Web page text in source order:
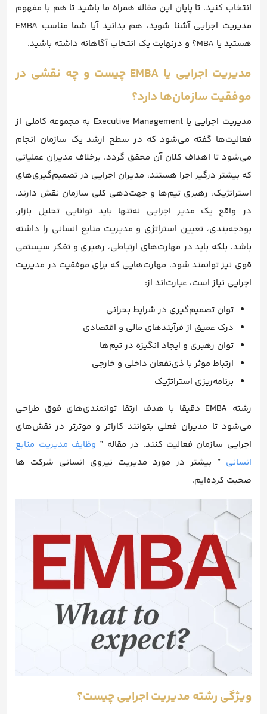
انتخاب کنید. تا پایان این مقاله همراه ما باشید تا هم با مفهوم
مدیریت اجرایی آشنا شوید، هم بدانید آیا شما مناسب EMBA
هستید یا MBA؟ و در‌نهایت یک انتخاب آگاهانه داشته باشید.
مدیریت اجرایی یا EMBA چیست و چه نقشی در
موفقیت سازمان‌ها دارد؟
مدیریت اجرایی یا Executive Management به مجموعه‌ کاملی از
فعالیت‌ها گفته می‌شود که در سطح ارشد یک سازمان انجام
می‌شود تا اهداف کلان آن محقق گردد. برخلاف مدیران عملیاتی
که بیشتر درگیر اجرا هستند، مدیران اجرایی در تصمیم‌گیری‌های
استراتژیک، رهبری تیم‌ها و جهت‌دهی کلی سازمان نقش دارند.
در واقع یک مدیر اجرایی نه‌تنها باید توانایی تحلیل بازار،
بودجه‌بندی، تعیین استراتژی و مدیریت منابع انسانی را داشته
باشد، بلکه باید در مهارت‌های ارتباطی، رهبری و تفکر سیستمی
قوی نیز توانمند شود. مهارت‌هایی که برای موفقیت در مدیریت
اجرایی نیاز است، عبارت‌اند از:
توان تصمیم‌گیری در شرایط بحرانی
درک عمیق از فرآیندهای مالی و اقتصادی
توان رهبری و ایجاد انگیزه در تیم‌ها
ارتباط موثر با ذی‌نفعان داخلی و خارجی
برنامه‌ریزی استراتژیک
رشته EMBA دقیقا با هدف ارتقا توانمندی‌های فوق طراحی
می‌شود تا مدیران فعلی بتوانند کارا‌تر و موثرتر در نقش‌های
اجرایی سازمان فعالیت کنند. در مقاله ” وظایف مدیریت منابع
انسانی ” بیشتر در مورد مدیریت نیروی انسانی شرکت ها
صحبت کرده‌ایم.
ویژگی رشته مدیریت اجرایی چیست؟